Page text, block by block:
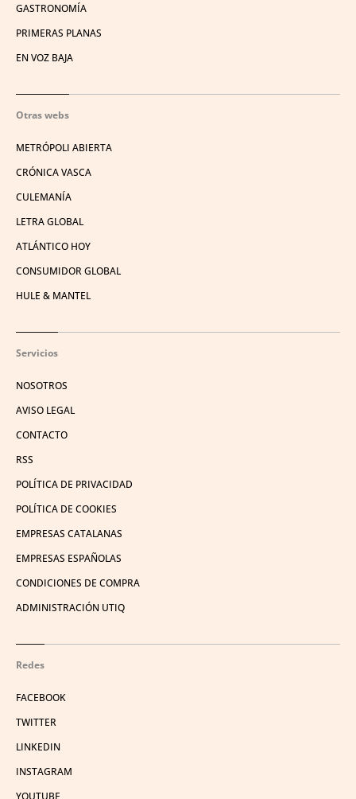
GASTRONOMÍA
PRIMERAS PLANAS
EN VOZ BAJA
Otras webs
METRÓPOLI ABIERTA
CRÓNICA VASCA
CULEMANÍA
LETRA GLOBAL
ATLÁNTICO HOY
CONSUMIDOR GLOBAL
HULE & MANTEL
Servicios
NOSOTROS
AVISO LEGAL
CONTACTO
RSS
POLÍTICA DE PRIVACIDAD
POLÍTICA DE COOKIES
EMPRESAS CATALANAS
EMPRESAS ESPAÑOLAS
CONDICIONES DE COMPRA
ADMINISTRACIÓN UTIQ
Redes
FACEBOOK
TWITTER
LINKEDIN
INSTAGRAM
YOUTUBE